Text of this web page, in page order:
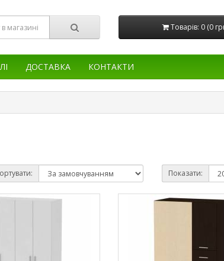
Товарів: 0 (0
ДОСТАВКА КОНТАКТИ
Показати: